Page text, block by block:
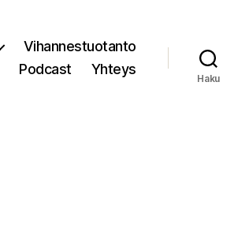
Vihannestuotanto
Podcast Yhteys
Haku